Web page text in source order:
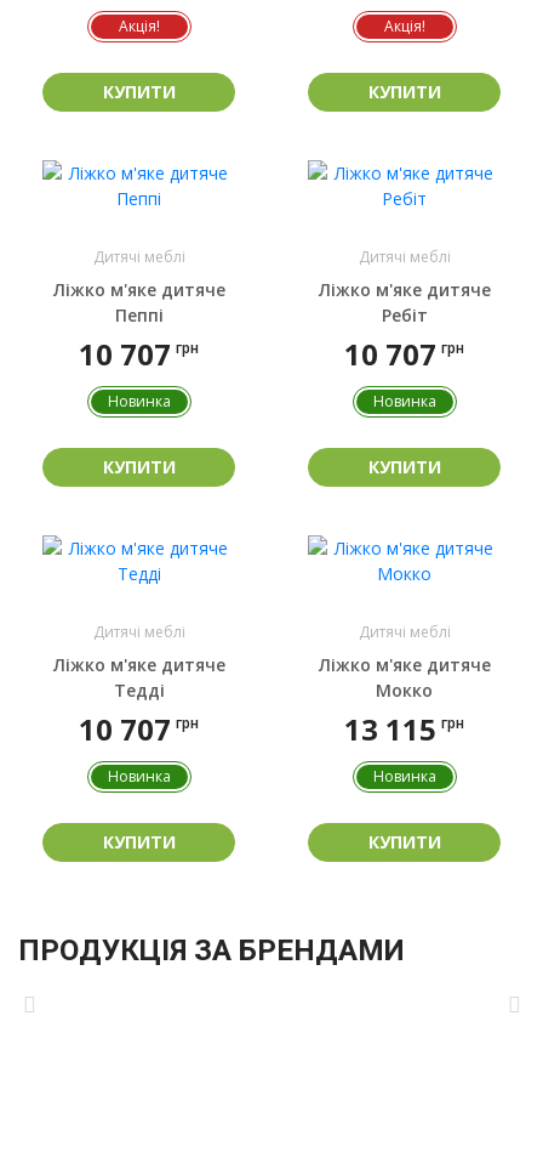
Акція!
КУПИТИ
Акція!
КУПИТИ
Дитячі меблі
Ліжко м'яке дитяче
Пеппі
10 707 грн
Новинка
КУПИТИ
Дитячі меблі
Ліжко м'яке дитяче
Ребіт
10 707 грн
Новинка
КУПИТИ
Дитячі меблі
Ліжко м'яке дитяче
Тедді
10 707 грн
Новинка
КУПИТИ
Дитячі меблі
Ліжко м'яке дитяче
Мокко
13 115 грн
Новинка
КУПИТИ
ПРОДУКЦІЯ ЗА БРЕНДАМИ